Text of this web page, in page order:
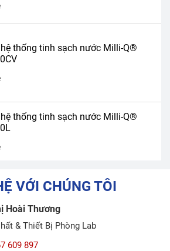
thống tinh sạch nước Milli-Q®
thống tinh sạch nước Milli-Q®
VỚI CHÚNG TÔI
Hoài Thương
& Thiết Bị Phòng Lab
609 897